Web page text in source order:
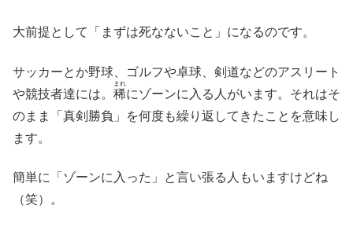
大前提として「まずは死なないこと」になるのです。
サッカーとか野球、ゴルフや卓球、剣道などのアスリート
や競技者達には。 稀
まれ
にゾーンに入る人がいます。それはそ
のまま「真剣勝負」を何度も繰り返してきたことを意味し
ます。
簡単に「ゾーンに入った」と言い張る人もいますけどね
（笑）。